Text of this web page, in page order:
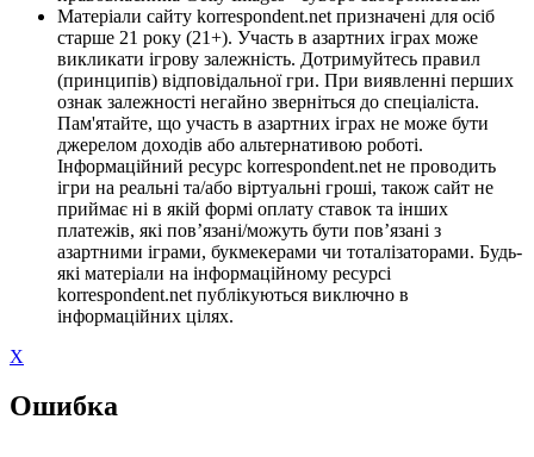
Матеріали сайту korrespondent.net призначені для осіб
старше 21 року (21+). Участь в азартних іграх може
викликати ігрову залежність. Дотримуйтесь правил
(принципів) відповідальної гри. При виявленні перших
ознак залежності негайно зверніться до спеціаліста.
Пам'ятайте, що участь в азартних іграх не може бути
джерелом доходів або альтернативою роботі.
Інформаційний ресурс korrespondent.net не проводить
ігри на реальні та/або віртуальні гроші, також сайт не
приймає ні в якій формі оплату ставок та інших
платежів, які пов’язані/можуть бути пов’язані з
азартними іграми, букмекерами чи тоталізаторами. Будь-
які матеріали на інформаційному ресурсі
korrespondent.net публікуються виключно в
інформаційних цілях.
X
Ошибка